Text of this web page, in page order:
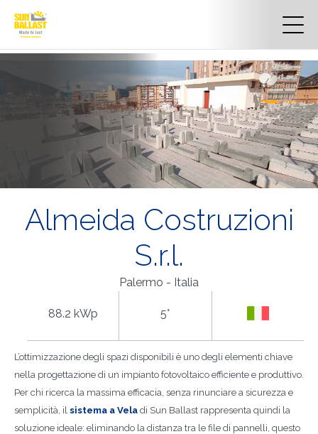
Almeida Costruzioni
S.r.l.
Palermo - Italia
88.2 kWp 5°
L’ottimizzazione degli spazi disponibili è uno degli elementi chiave
nella progettazione di un impianto fotovoltaico efficiente e produttivo.
Per chi ricerca la massima efficacia, senza rinunciare a sicurezza e
semplicità, il sistema a Vela di Sun Ballast rappresenta quindi la
soluzione ideale: eliminando la distanza tra le file di pannelli, questo